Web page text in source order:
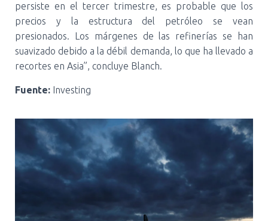
persiste en el tercer trimestre, es probable que los
precios y la estructura del petróleo se vean
presionados. Los márgenes de las refinerías se han
suavizado debido a la débil demanda, lo que ha llevado a
recortes en Asia”, concluye Blanch.
Fuente: Investing